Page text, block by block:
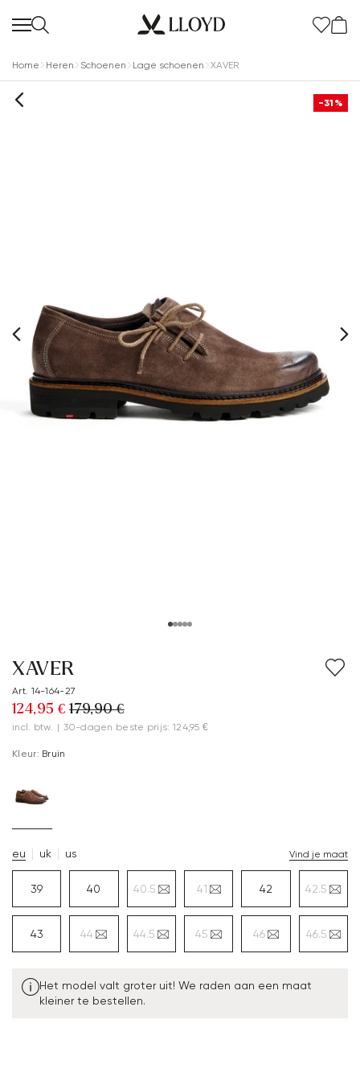
Home Heren Schoenen Lage schoenen XAVER
-31%
XAVER
Art. 14-164-27
124,95 € 179,90 €
incl. btw. | 30-dagen beste prijs: 124,95 €
Kleur: Bruin
eu uk us Vind je maat
39 40 40.5 41 42 42.5
43 44 44.5 45 46 46.5
Het model valt groter uit! We raden aan een maat
kleiner te bestellen.